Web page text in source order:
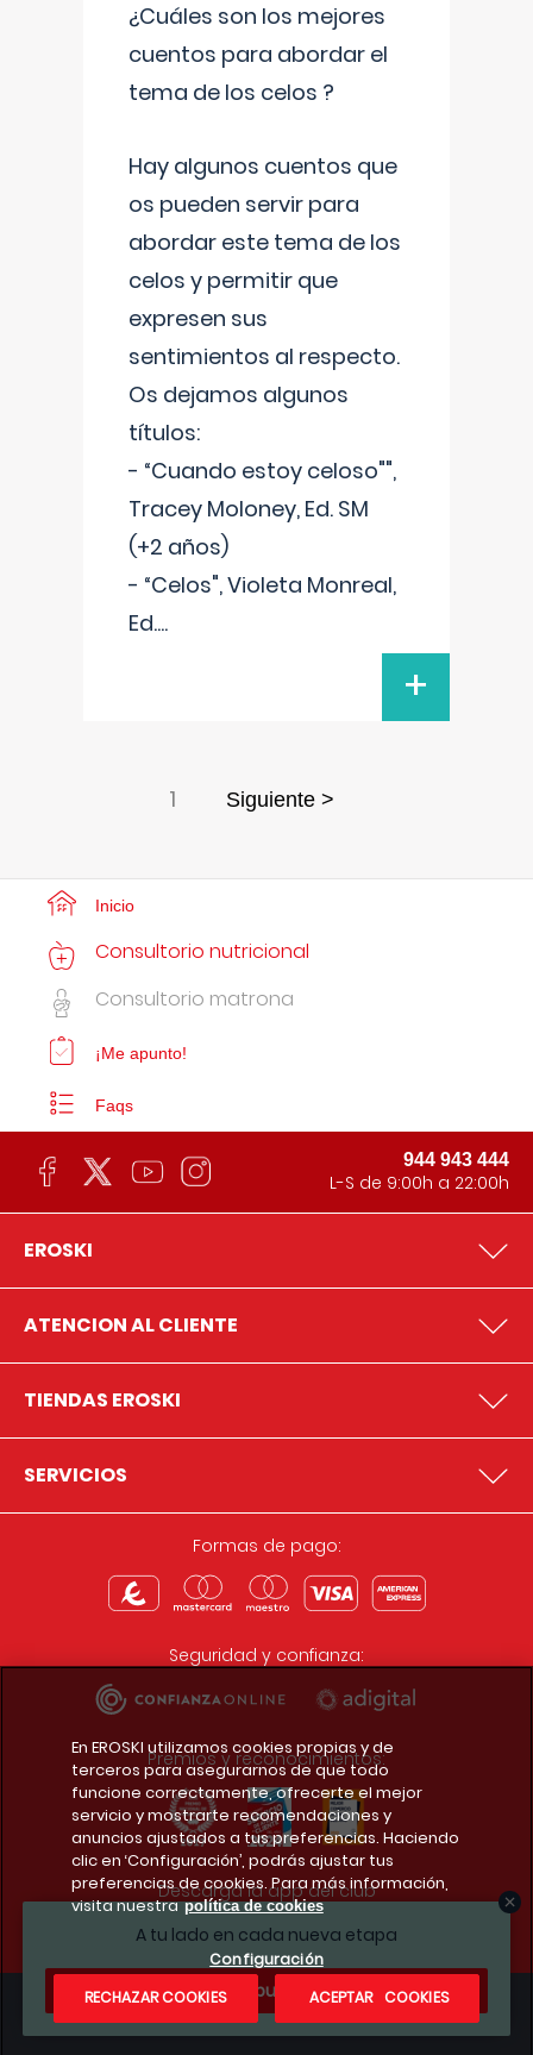
¿Cuáles son los mejores
cuentos para abordar el
tema de los celos ?
Hay algunos cuentos que
os pueden servir para
abordar este tema de los
celos y permitir que
expresen sus
sentimientos al respecto.
Os dejamos algunos
títulos:
- “Cuando estoy celoso"",
Tracey Moloney, Ed. SM
(+2 años)
- “Celos", Violeta Monreal,
Ed....
+
1 Siguiente >
A tu lado en cada nueva etapa
¿Te apuntas?
Inicio
Consultorio nutricional
Consultorio matrona
¡Me apunto!
Faqs
944 943 444
L-S de 9:00h a 22:00h
EROSKI
ATENCION AL CLIENTE
TIENDAS EROSKI
SERVICIOS
Formas de pago:
Seguridad y confianza:
Premios y reconocimientos:
Descarga la app del club
Condiciones legales
En EROSKI utilizamos cookies propias y de
terceros para asegurarnos de que todo
funcione correctamente, ofrecerte el mejor
servicio y mostrarte recomendaciones y
anuncios ajustados a tus preferencias. Haciendo
clic en ‘Configuración’, podrás ajustar tus
preferencias de cookies. Para más información,
visita nuestra política de cookies
Configuración
RECHAZAR COOKIES
ACEPTAR COOKIES